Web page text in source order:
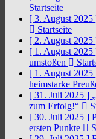
Startseite
[ 3. August 2025
Startseite
[ 2. August 2025
[ 1. August 2025
umstoßen
[ 1. August 2025
heimstarke
[ 31. Juli 2025 ]
zum Erfolg!“
[ 30. Juli 2025 ]
ersten Punkte